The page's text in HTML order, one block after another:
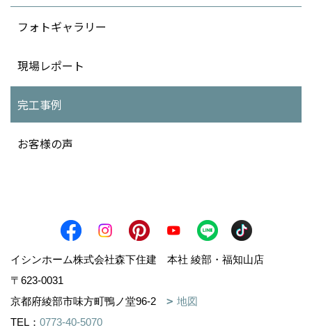
フォトギャラリー
現場レポート
完工事例
お客様の声
イシンホーム株式会社森下住建 本社 綾部・福知山店
〒623-0031
京都府綾部市味方町鴨ノ堂96-2
地図
TEL： 0773-40-5070